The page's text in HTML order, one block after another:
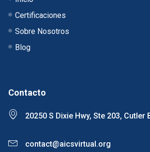
Certificaciones
Sobre Nosotros
Blog
Contacto
20250 S Dixie Hwy, Ste 203, Cutler
contact@aicsvirtual.org